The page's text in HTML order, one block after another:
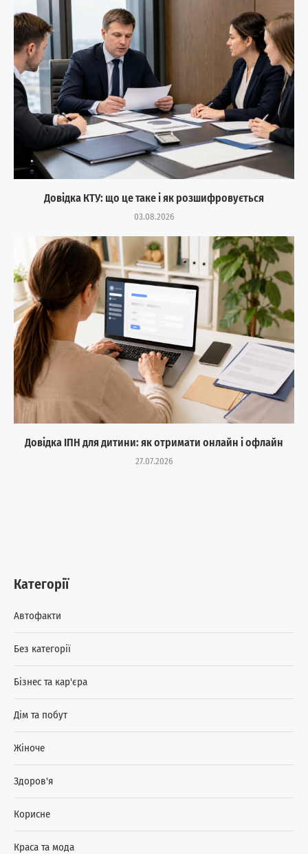
Довідка КТУ: що це таке і як розшифровується
03.08.2026
Довідка ІПН для дитини: як отримати онлайн і офлайн
27.07.2026
Категорії
Автофакти
Без категорії
Бізнес та кар'єра
Дім та побут
Жіноче
Здоров'я
Корисне
Краса та мода